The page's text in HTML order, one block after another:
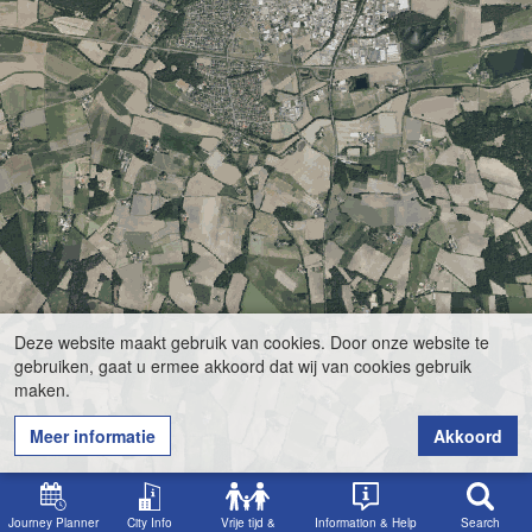
Journey Planner City Info
Vrije tijd &
Information & Help Search
Deze website maakt gebruik van cookies. Door onze website te
gebruiken, gaat u ermee akkoord dat wij van cookies gebruik
maken.
Meer informatie
Akkoord